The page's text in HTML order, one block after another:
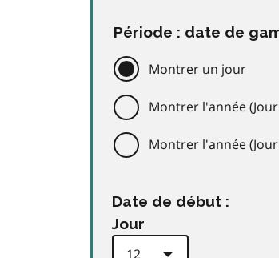
Période : date de
Montrer un jour
Montrer l'année
Montrer l'année
Date de début :
Jour